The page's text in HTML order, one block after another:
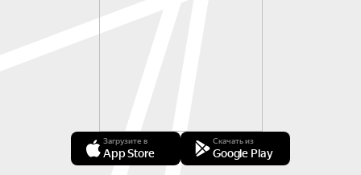
Загрузите в
App Store
Скачать из
Google Play